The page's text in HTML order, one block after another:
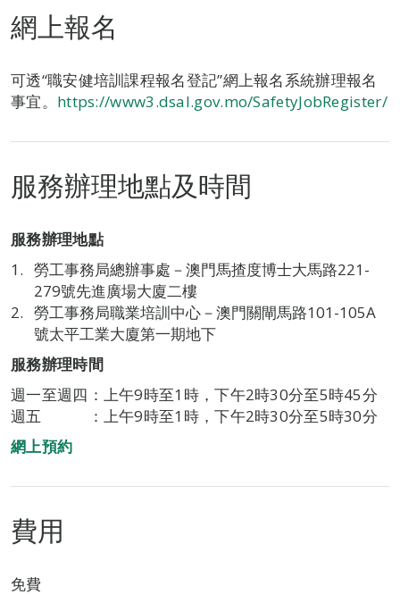
網上報名
可透“職安健培訓課程報名登記”網上報名系統辦理報名
事宜。 https://www3.dsal.gov.mo/SafetyJobRegister/
服務辦理地點及時間
服務辦理地點
勞工事務局總辦事處－澳門馬揸度博士大馬路221-
279號先進廣場大廈二樓
勞工事務局職業培訓中心－澳門關閘馬路101-105A
號太平工業大廈第一期地下
服務辦理時間
週一至週四：上午9時至1時，下午2時30分至5時45分
週五 ：上午9時至1時，下午2時30分至5時30分
網上預約
費用
免費